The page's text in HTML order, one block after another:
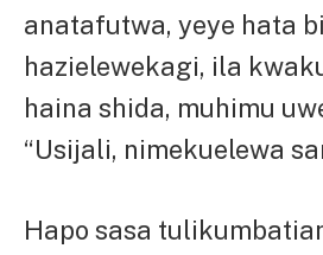
anatafutwa, yeye hata
hazielewekagi, ila
haina shida, muhimu
“Usijali, nimekuelewa
Hapo sasa